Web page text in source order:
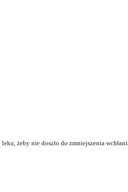
żeby nie doszło do zmniejszenia